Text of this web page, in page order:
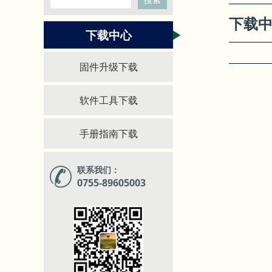
下载中心
固件升级下载
软件工具下载
手册指南下载
联系我们：
0755-89605003
下载